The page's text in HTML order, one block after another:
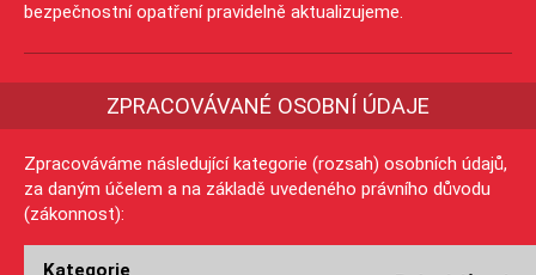
bezpečnostní opatření pravidelně aktualizujeme.
ZPRACOVÁVANÉ OSOBNÍ ÚDAJE
Zpracováváme následující kategorie (rozsah) osobních údajů,
za daným účelem a na základě uvedeného právního důvodu
(zákonnost):
Kategorie